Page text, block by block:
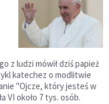
z ludzi mówił dziś papież
katechez o modlitwie
"Ojcze, który jesteś w
VI około 7 tys. osób.